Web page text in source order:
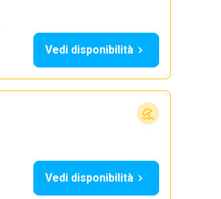
Vedi disponibilità
Vedi disponibilità